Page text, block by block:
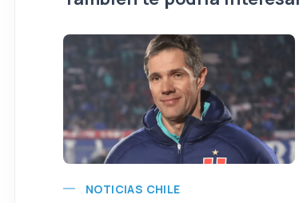
NOTICIAS CHILE